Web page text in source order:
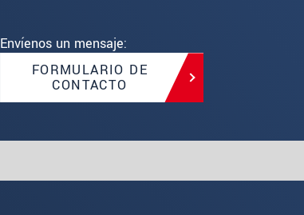
Envíenos un mensaje:
FORMULARIO DE
CONTACTO